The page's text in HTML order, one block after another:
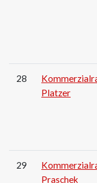
28
Platzer
29
Praschek